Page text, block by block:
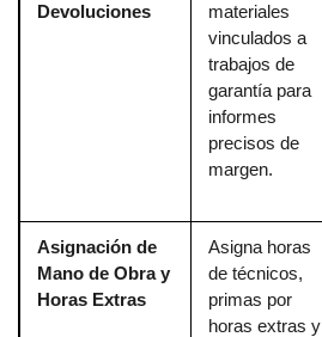
Devoluciones
materiales
vinculados a
trabajos de
garantía para
informes
precisos de
margen.
Asignación de
Mano de Obra y
Horas Extras
Asigna horas
de técnicos,
primas por
horas extras y